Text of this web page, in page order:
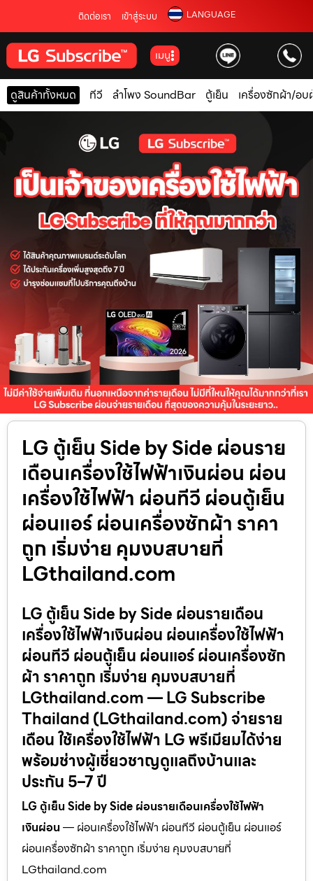
ติดต่อเรา เข้าสู่ระบบ LANGUAGE
เมนู
ดูสินค้าทั้งหมด ทีวี ลำโพง SoundBar ตู้เย็น เครื่องซักผ้า/อบ
LG ตู้เย็น Side by Side ผ่อนราย
เดือนเครื่องใช้ไฟฟ้าเงินผ่อน ผ่อน
เครื่องใช้ไฟฟ้า ผ่อนทีวี ผ่อนตู้เย็น
ผ่อนแอร์ ผ่อนเครื่องซักผ้า ราคา
ถูก เริ่มง่าย คุมงบสบายที่
LGthailand.com
LG ตู้เย็น Side by Side ผ่อนรายเดือน
เครื่องใช้ไฟฟ้าเงินผ่อน ผ่อนเครื่องใช้ไฟฟ้า
ผ่อนทีวี ผ่อนตู้เย็น ผ่อนแอร์ ผ่อนเครื่องซัก
ผ้า ราคาถูก เริ่มง่าย คุมงบสบายที่
LGthailand.com — LG Subscribe
Thailand (LGthailand.com) จ่ายราย
เดือน ใช้เครื่องใช้ไฟฟ้า LG พรีเมียมได้ง่าย
พร้อมช่างผู้เชี่ยวชาญดูแลถึงบ้านและ
ประกัน 5–7 ปี
LG ตู้เย็น Side by Side ผ่อนรายเดือนเครื่องใช้ไฟฟ้า
เงินผ่อน — ผ่อนเครื่องใช้ไฟฟ้า ผ่อนทีวี ผ่อนตู้เย็น ผ่อนแอร์
ผ่อนเครื่องซักผ้า ราคาถูก เริ่มง่าย คุมงบสบายที่
LGthailand.com